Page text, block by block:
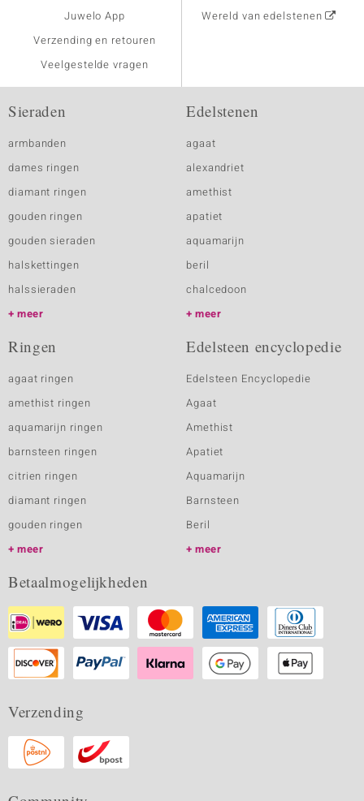
Juwelo App
Verzending en retouren
Veelgestelde vragen
Wereld van edelstenen
Sieraden
armbanden
dames ringen
diamant ringen
gouden ringen
gouden sieraden
halskettingen
halssieraden
meer
Edelstenen
agaat
alexandriet
amethist
apatiet
aquamarijn
beril
chalcedoon
meer
Ringen
agaat ringen
amethist ringen
aquamarijn ringen
barnsteen ringen
citrien ringen
diamant ringen
gouden ringen
meer
Edelsteen encyclopedie
Edelsteen Encyclopedie
Agaat
Amethist
Apatiet
Aquamarijn
Barnsteen
Beril
meer
Betaalmogelijkheden
Verzending